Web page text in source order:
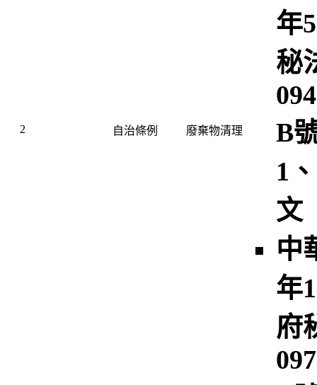
2 自治條例 廢棄物清理
年
秘
B
1
文
中
年
府